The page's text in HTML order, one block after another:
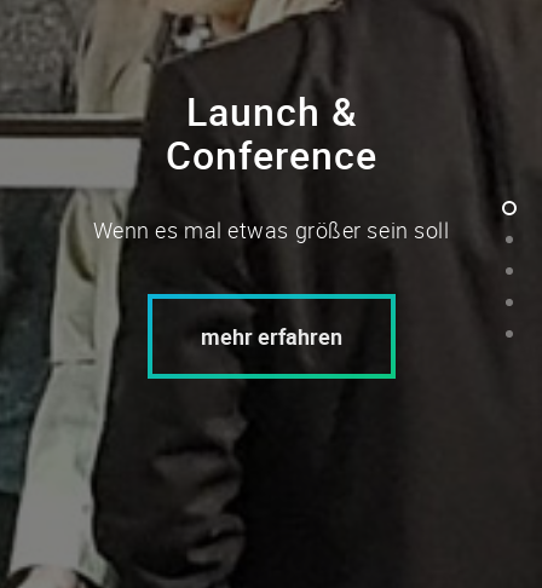
Launch &
Conference
Wenn es mal etwas größer sein soll
mehr erfahren